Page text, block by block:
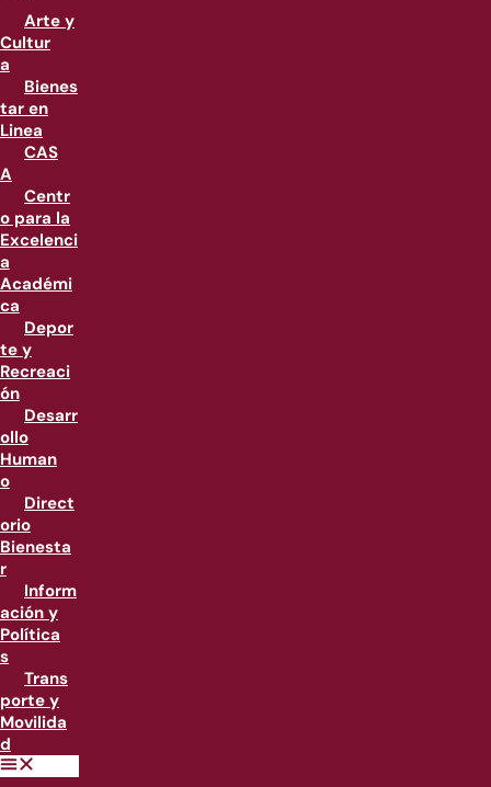
Arte y
Cultur
a
Bienes
tar en
Linea
CAS
A
Centr
o para la
Excelenci
a
Académi
ca
Depor
te y
Recreaci
ón
Desarr
ollo
Human
o
Direct
orio
Bienesta
r
Inform
ación y
Política
s
Trans
porte y
Movilida
d